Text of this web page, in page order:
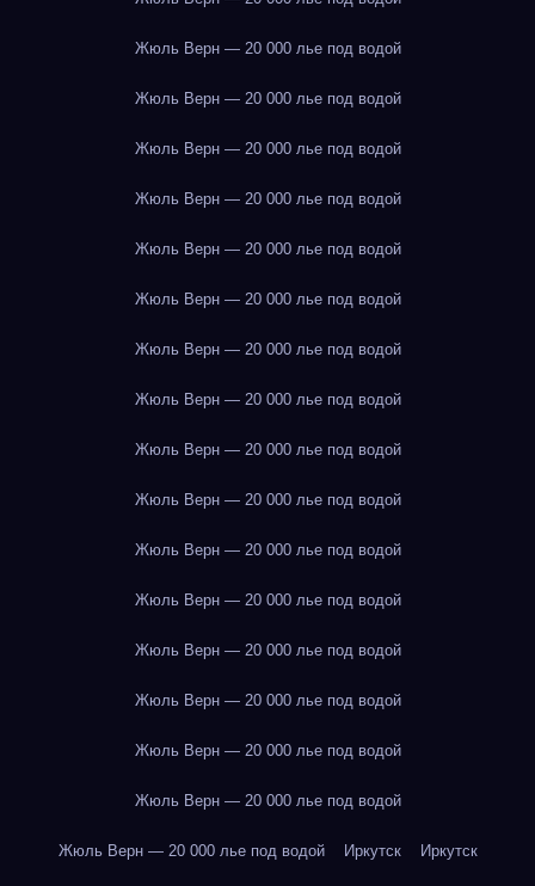
Жюль Верн — 20 000 лье под водой
Жюль Верн — 20 000 лье под водой
Жюль Верн — 20 000 лье под водой
Жюль Верн — 20 000 лье под водой
Жюль Верн — 20 000 лье под водой
Жюль Верн — 20 000 лье под водой
Жюль Верн — 20 000 лье под водой
Жюль Верн — 20 000 лье под водой
Жюль Верн — 20 000 лье под водой
Жюль Верн — 20 000 лье под водой
Жюль Верн — 20 000 лье под водой
Жюль Верн — 20 000 лье под водой
Жюль Верн — 20 000 лье под водой
Жюль Верн — 20 000 лье под водой
Жюль Верн — 20 000 лье под водой
Жюль Верн — 20 000 лье под водой
Жюль Верн — 20 000 лье под водой Иркутск Иркутск